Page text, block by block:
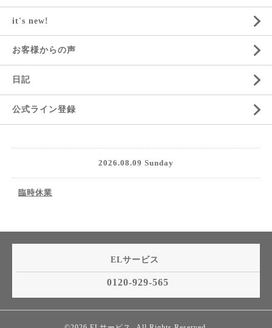
it's new!
お客様からの声
日記
公式ライン登録
2026.08.09 Sunday
臨時休業
ELサービス
0120-929-565